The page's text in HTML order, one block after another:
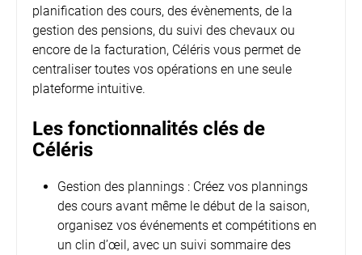
planification des cours, des évènements, de la
gestion des pensions, du suivi des chevaux ou
encore de la facturation, Céléris vous permet de
centraliser toutes vos opérations en une seule
plateforme intuitive.
Les fonctionnalités clés de
Céléris
Gestion des plannings : Créez vos plannings
des cours avant même le début de la saison,
organisez vos événements et compétitions en
un clin d’œil, avec un suivi sommaire des